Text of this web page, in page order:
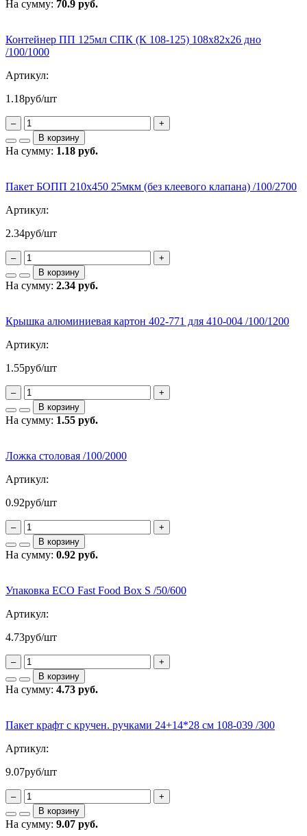
На сумму: 70.9 руб.
Контейнер ПП 125мл СПК (К 108-125) 108х82х26 дно
/100/1000
Артикул:
1.18руб/шт
–
+
В корзину
На сумму: 1.18 руб.
Пакет БОПП 210х450 25мкм (без клеевого клапана) /100/2700
Артикул:
2.34руб/шт
–
+
В корзину
На сумму: 2.34 руб.
Крышка алюминиевая картон 402-771 для 410-004 /100/1200
Артикул:
1.55руб/шт
–
+
В корзину
На сумму: 1.55 руб.
Ложка столовая /100/2000
Артикул:
0.92руб/шт
–
+
В корзину
На сумму: 0.92 руб.
Упаковка ECO Fast Food Box S /50/600
Артикул:
4.73руб/шт
–
+
В корзину
На сумму: 4.73 руб.
Пакет крафт с кручен. ручками 24+14*28 см 108-039 /300
Артикул:
9.07руб/шт
–
+
В корзину
На сумму: 9.07 руб.